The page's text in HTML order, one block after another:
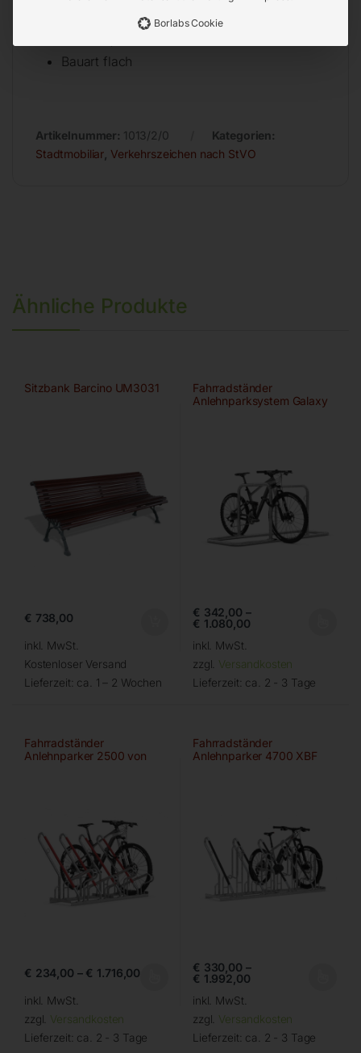
Seitenlänge 1000 mm
Bauart flach
Artikelnummer: 1013/2/0
Kategorien:
Stadtmobiliar Verkehrszeichen nach StVO
Ähnliche Produkte
Sitzbank Barcino UM3031
€ 738,00
inkl. MwSt.
Kostenloser Versand
Lieferzeit: ca. 1 – 2 Wochen
Fahrradständer
Anlehnparksystem Galaxy
€ 342,00 –
€ 1.080,00
inkl. MwSt.
zzgl. Versandkosten
Lieferzeit: ca. 2 - 3 Tage
Fahrradständer
Anlehnparker 2500 von
€ 234,00 – € 1.716,00
inkl. MwSt.
zzgl. Versandkosten
Lieferzeit: ca. 2 - 3 Tage
Fahrradständer
Anlehnparker 4700 XBF
€ 330,00 –
€ 1.992,00
inkl. MwSt.
zzgl. Versandkosten
Lieferzeit: ca. 2 - 3 Tage
Borlabs Cookie